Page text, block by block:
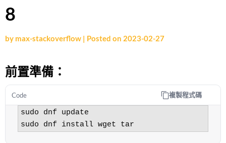
8
by max-stackoverflow | Posted on 2023-02-27
前置準備：
Code 複製程式碼
sudo dnf update
sudo dnf install wget tar